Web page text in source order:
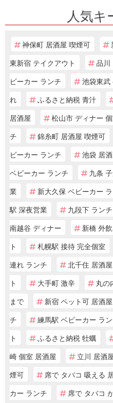
人気キ
神保町 居酒屋 喫煙可
東新宿 テイクアウト
品川
ビーカー ランチ
池袋東武
れ
ふるさと納税 青汁
居酒屋
松山市 ディナー
チ
錦糸町 居酒屋 喫煙可
ビーカー ランチ
池袋 居
ベビーカー ランチ
九条
業
新大久保 ベビーカー
駅 深夜営業
九段下 ラン
南越谷 ディナー
新橋 外
ト
札幌駅 接待 完全個室
連れ ランチ
北千住 居酒
ト
大手町 激辛 丸の
まで
新宿 ペット可 居酒屋
チ
練馬駅 ベビーカー ラ
ト
ふるさと納税 牡蠣
崎 個室 居酒屋
立川 居酒
煙可
席で タバコ 吸える
カー ランチ
席で タバコ